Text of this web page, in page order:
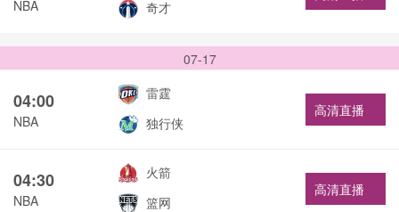
NBA
奇才
07-17
04:00
NBA
雷霆
独行侠
高清直播
04:30
NBA
火箭
篮网
高清直播